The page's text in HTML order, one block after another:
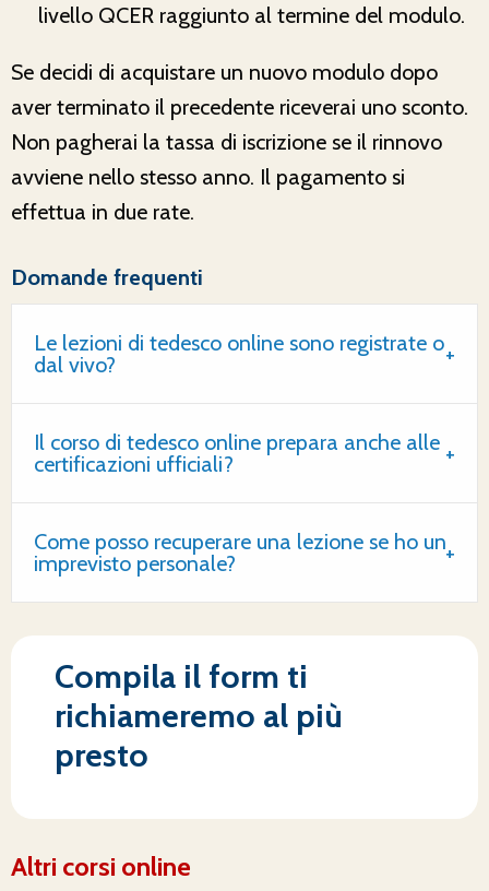
livello QCER raggiunto al termine del modulo.
Se decidi di acquistare un nuovo modulo dopo
aver terminato il precedente riceverai uno sconto.
Non pagherai la tassa di iscrizione se il rinnovo
avviene nello stesso anno. Il pagamento si
effettua in due rate.
Domande frequenti
Le lezioni di tedesco online sono registrate o
dal vivo?
Il corso di tedesco online prepara anche alle
certificazioni ufficiali?
Come posso recuperare una lezione se ho un
imprevisto personale?
Compila il form ti
richiameremo al più
presto
Altri corsi online